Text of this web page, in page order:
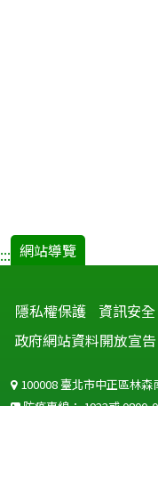
::: 網站導覽
隱私權保護 資訊安全
政府網站資料開放宣告
100008 臺北市中正區林森
防疫專線：1922或0800-